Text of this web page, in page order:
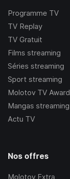
Programme TV
TV Replay
TV Gratuit
Films streaming
Séries streaming
Sport streaming
Molotov TV
Mangas streaming
Actu TV
Nos offres
Molotov Extra